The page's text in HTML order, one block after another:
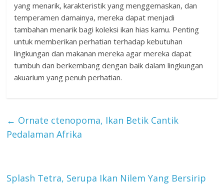
yang menarik, karakteristik yang menggemaskan, dan
temperamen damainya, mereka dapat menjadi
tambahan menarik bagi koleksi ikan hias kamu. Penting
untuk memberikan perhatian terhadap kebutuhan
lingkungan dan makanan mereka agar mereka dapat
tumbuh dan berkembang dengan baik dalam lingkungan
akuarium yang penuh perhatian.
← Ornate ctenopoma, Ikan Betik Cantik
Pedalaman Afrika
Splash Tetra, Serupa Ikan Nilem Yang Bersirip